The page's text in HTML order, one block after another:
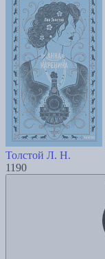
Толстой Л. Н.
1190